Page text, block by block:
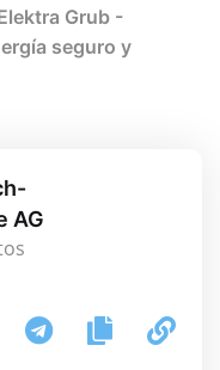
Grub -
seguro y
AG